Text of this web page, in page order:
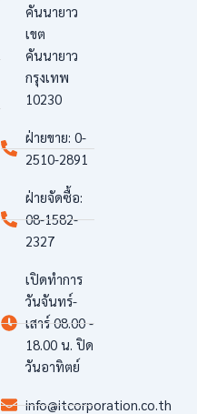
คันนายาว
เขต
คันนายาว
กรุงเทพ
10230
ฝ่ายขาย: 0-
2510-2891
ฝ่ายจัดซื้อ:
08-1582-
2327
เปิดทำการ
วันจันทร์-
เสาร์ 08.00 -
18.00 น. ปิด
วันอาทิตย์
info@itcorporation.co.th